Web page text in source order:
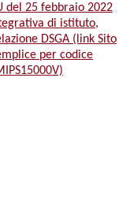
del 25 febbraio 2022
di istituto,
DSGA (link Sito
per codice